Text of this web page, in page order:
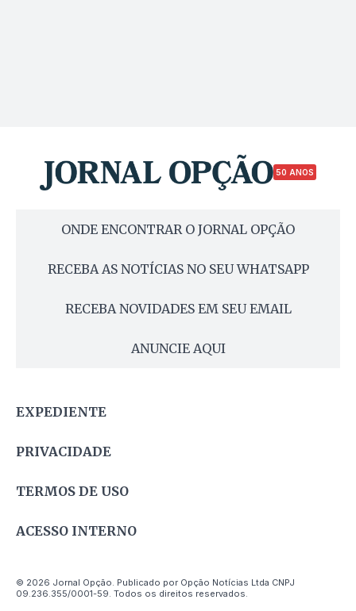
50 ANOS
ONDE ENCONTRAR O JORNAL OPÇÃO
RECEBA AS NOTÍCIAS NO SEU WHATSAPP
RECEBA NOVIDADES EM SEU EMAIL
ANUNCIE AQUI
EXPEDIENTE
PRIVACIDADE
TERMOS DE USO
ACESSO INTERNO
© 2026 Jornal Opção. Publicado por Opção Notícias Ltda CNPJ
09.236.355/0001-59. Todos os direitos reservados.